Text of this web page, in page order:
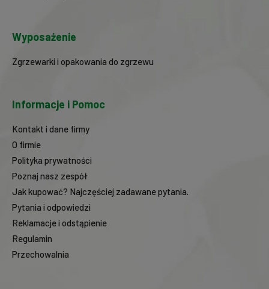
Wyposażenie
Zgrzewarki i opakowania do zgrzewu
Informacje i Pomoc
Kontakt i dane firmy
O firmie
Polityka prywatności
Poznaj nasz zespół
Jak kupować? Najczęściej zadawane pytania.
Pytania i odpowiedzi
Reklamacje i odstąpienie
Regulamin
Przechowalnia